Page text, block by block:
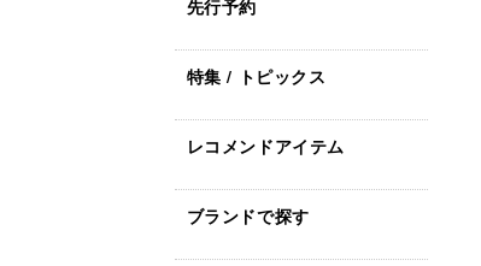
先行予約
特集 / トピックス
レコメンドアイテム
ブランドで探す